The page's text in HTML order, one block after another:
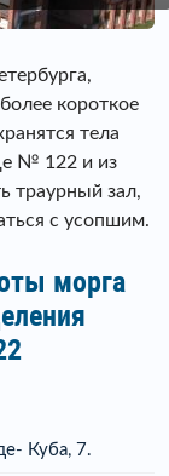
короткое
тела
№ 122 и из
траурный зал,
с усопшим.
морга
Куба, 7.